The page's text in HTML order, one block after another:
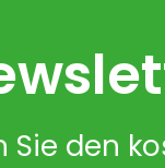
Sie den